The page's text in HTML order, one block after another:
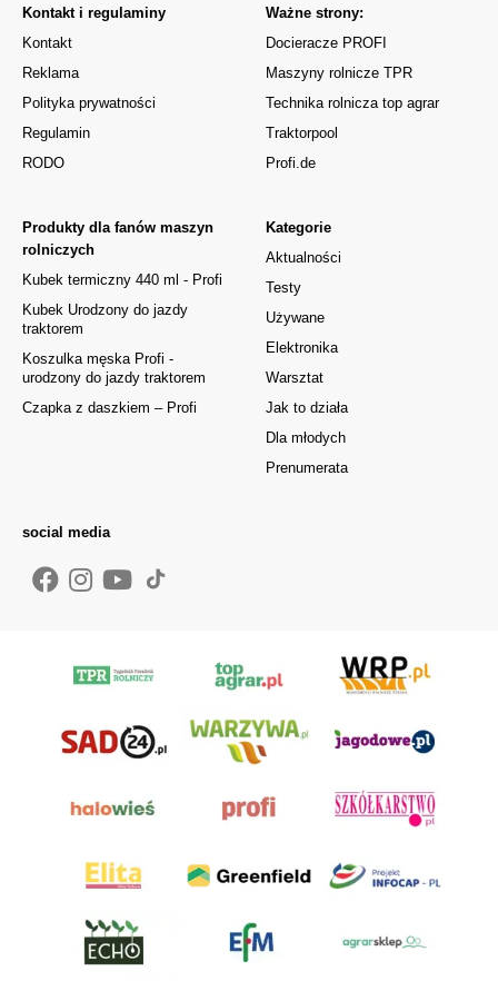
Kontakt i regulaminy
Kontakt
Reklama
Polityka prywatności
Regulamin
RODO
Kategorie
Aktualności
Testy
Używane
Elektronika
Warsztat
Jak to działa
Dla młodych
Prenumerata
Produkty dla fanów maszyn
rolniczych
Kubek termiczny 440 ml - Profi
Kubek Urodzony do jazdy
traktorem
Koszulka męska Profi -
urodzony do jazdy traktorem
Czapka z daszkiem – Profi
Ważne strony:
Docieracze PROFI
Maszyny rolnicze TPR
Technika rolnicza top agrar
Traktorpool
Profi.de
social media